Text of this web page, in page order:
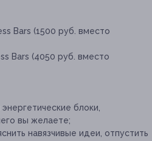
Bars (1500 руб. вместо
Bars (4050 руб. вместо
блоки,
вы желаете;
навязчивые идеи, отпустить